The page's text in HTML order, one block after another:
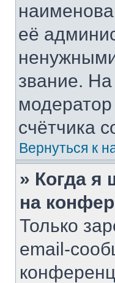
её
звание.
счётчика
Вернуться к
» Когда я
на
Только
email-